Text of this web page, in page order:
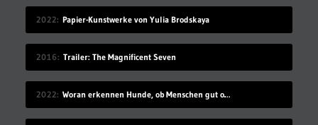
2022 Papier-Kunstwerke von Yulia Brodskaya
2016 Trailer: The Magnificent Seven
2022 Woran erkennen Hunde, ob Menschen gut oder schlecht sind?